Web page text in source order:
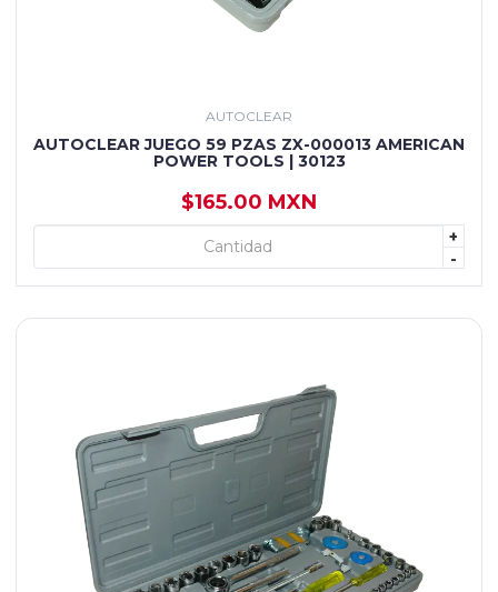
AUTOCLEAR
AUTOCLEAR JUEGO 59 PZAS ZX-000013 AMERICAN
POWER TOOLS | 30123
$165.00 MXN
+
-
+ AGREGAR